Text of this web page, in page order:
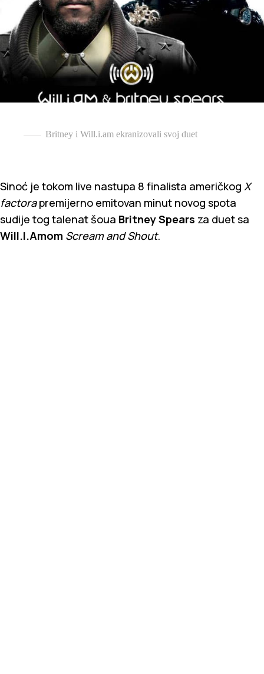
Britney i Will.i.am ekranizovali svoj duet
Sinoć je tokom live nastupa 8 finalista američkog X
factorapremijerno emitovan minut novog spota
sudije tog talenat šoua Britney Spears za duet sa
Will.I.Amom Scream and Shout.